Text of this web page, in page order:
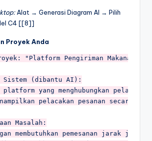
Alat → Generasi Diagram AI → Pilih
C4 [[8]]
Proyek Anda
"Platform Pengiriman Makanan
Sistem (dibantu AI):
platform yang menghubungkan
pelacakan pesanan secara
Masalah:
membutuhkan pemesanan jarak jauh